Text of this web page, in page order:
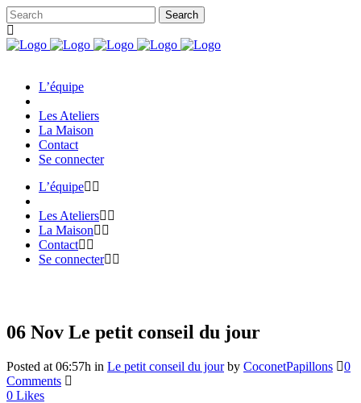
L’équipe
Les Ateliers
La Maison
Contact
Se connecter
L’équipe
Les Ateliers
La Maison
Contact
Se connecter
06 Nov Le petit conseil du jour
Posted at 06:57h in Le petit conseil du jour by CoconetPapillons
0
Comments
0 Likes